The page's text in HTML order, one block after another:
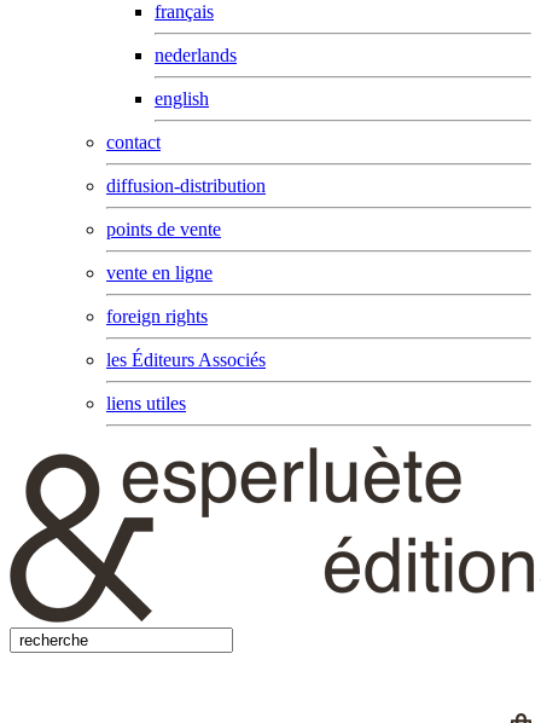
français
nederlands
english
contact
diffusion-distribution
points de vente
vente en ligne
foreign rights
les Éditeurs Associés
liens utiles